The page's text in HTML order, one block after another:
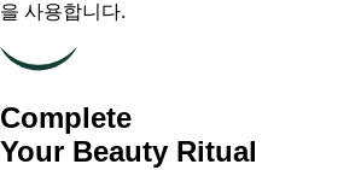
을 사용합니다.
Complete
Your Beauty Ritual